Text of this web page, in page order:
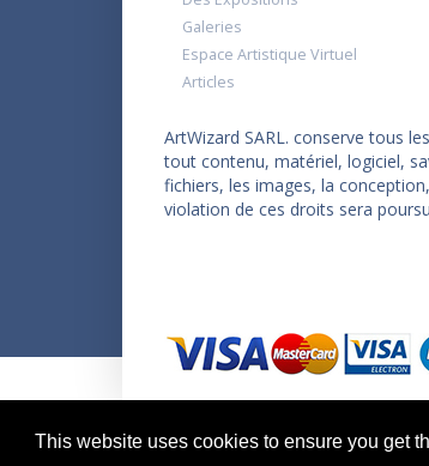
This website uses cookies to ensure you get
Galeries
Espace Artistique Virtuel
Articles
ArtWizard SARL. conserve tous
tout contenu, matériel, logiciel,
fichiers, les images, la
violation de ces droits sera
Copyright © 2026 ArtWizard Ltd. All Rights